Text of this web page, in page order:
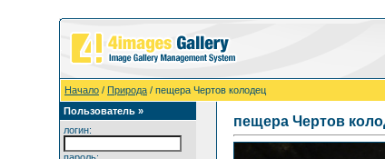
Начало / Природа / пещера Чертов колодец
Пользователь »
логин:
пещера Чертов